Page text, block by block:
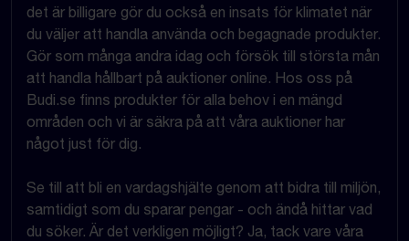
det är billigare gör du också en insats för klimatet när
du väljer att handla använda och begagnade produkter.
Gör som många andra idag och försök till största mån
att handla hållbart på auktioner online. Hos oss på
Budi.se finns produkter för alla behov i en mängd
områden och vi är säkra på att våra auktioner har
något just för dig.
Se till att bli en vardagshjälte genom att bidra till miljön,
samtidigt som du sparar pengar - och ändå hittar vad
du söker. Är det verkligen möjligt? Ja, tack vare våra